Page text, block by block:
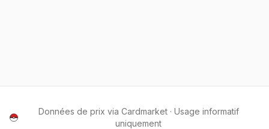
Données de prix via Cardmarket · Usage informatif
uniquement